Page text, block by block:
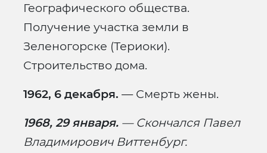
Географического общества.
Получение участка земли в
Зеленогорске (Териоки).
Строительство дома.
1962, 6 декабря. — Смерть жены.
1968, 29 января. — Скончался Павел
Владимирович Виттенбург.